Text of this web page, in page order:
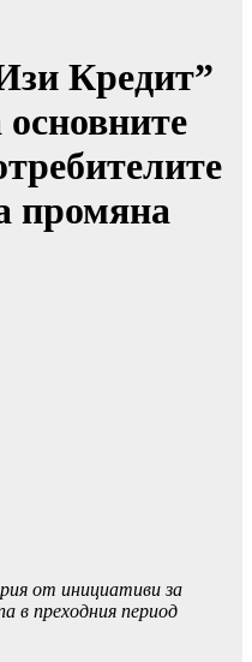
Кредит”
промяна
от инициативи за
в преходния период